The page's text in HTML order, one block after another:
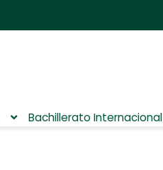
Bachillerato Internacional